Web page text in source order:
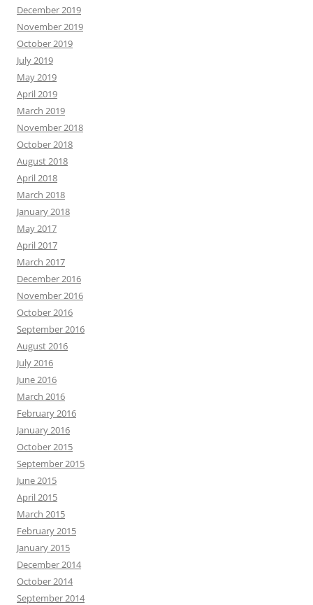
December 2019
November 2019
October 2019
July 2019
May 2019
April 2019
March 2019
November 2018
October 2018
August 2018
April 2018
March 2018
January 2018
May 2017
April 2017
March 2017
December 2016
November 2016
October 2016
September 2016
August 2016
July 2016
June 2016
March 2016
February 2016
January 2016
October 2015
September 2015
June 2015
April 2015
March 2015
February 2015
January 2015
December 2014
October 2014
September 2014